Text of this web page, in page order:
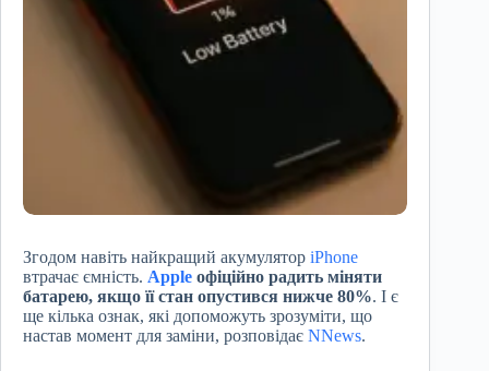
Згодом навіть найкращий акумулятор iPhone
втрачає ємність. Apple офіційно радить міняти
батарею, якщо її стан опустився нижче 80%. І є
ще кілька ознак, які допоможуть зрозуміти, що
настав момент для заміни, розповідає NNews.